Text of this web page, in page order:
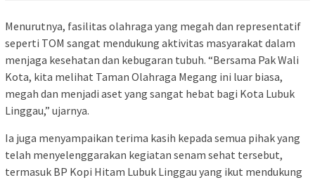
Menurutnya, fasilitas olahraga yang megah dan representatif
seperti TOM sangat mendukung aktivitas masyarakat dalam
menjaga kesehatan dan kebugaran tubuh. “Bersama Pak Wali
Kota, kita melihat Taman Olahraga Megang ini luar biasa,
megah dan menjadi aset yang sangat hebat bagi Kota Lubuk
Linggau,” ujarnya.
Ia juga menyampaikan terima kasih kepada semua pihak yang
telah menyelenggarakan kegiatan senam sehat tersebut,
termasuk BP Kopi Hitam Lubuk Linggau yang ikut mendukung